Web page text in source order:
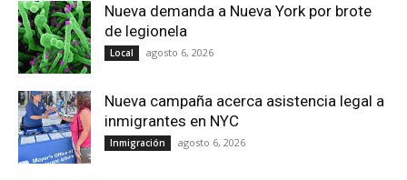
Nueva demanda a Nueva York por brote
de legionela
Local agosto 6, 2026
Nueva campaña acerca asistencia legal a
inmigrantes en NYC
Inmigración agosto 6, 2026